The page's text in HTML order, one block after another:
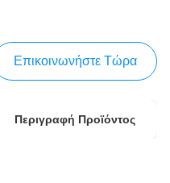
Επικοινωνήστε Τώρα
Περιγραφή Προϊόντος